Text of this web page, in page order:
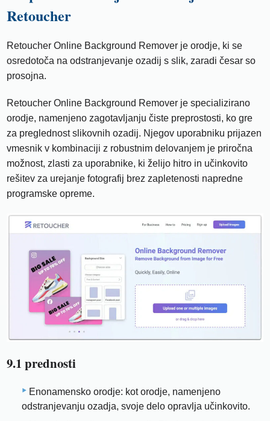
Retoucher
Retoucher Online Background Remover je orodje, ki se
osredotoča na odstranjevanje ozadij s slik, zaradi česar so
prosojna.
Retoucher Online Background Remover je specializirano
orodje, namenjeno zagotavljanju čiste preprostosti, ko gre
za preglednost slikovnih ozadij. Njegov uporabniku prijazen
vmesnik v kombinaciji z robustnim delovanjem je priročna
možnost, zlasti za uporabnike, ki želijo hitro in učinkovito
rešitev za urejanje fotografij brez zapletenosti napredne
programske opreme.
9.1 prednosti
Enonamensko orodje: kot orodje, namenjeno
odstranjevanju ozadja, svoje delo opravlja učinkovito.